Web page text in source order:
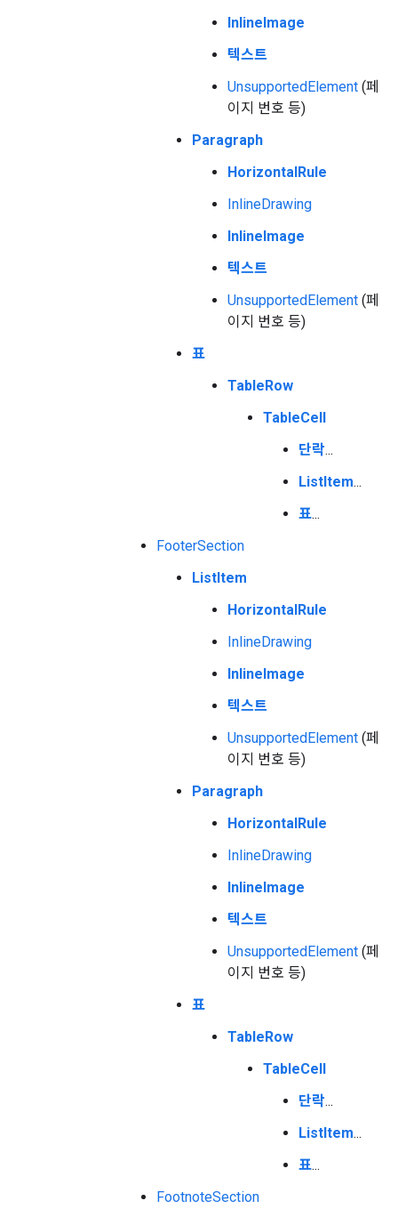
InlineImage
텍스트
UnsupportedElement (페
이지 번호 등)
Paragraph
HorizontalRule
InlineDrawing
InlineImage
텍스트
UnsupportedElement (페
이지 번호 등)
표
TableRow
TableCell
단락...
ListItem...
표...
FooterSection
ListItem
HorizontalRule
InlineDrawing
InlineImage
텍스트
UnsupportedElement (페
이지 번호 등)
Paragraph
HorizontalRule
InlineDrawing
InlineImage
텍스트
UnsupportedElement (페
이지 번호 등)
표
TableRow
TableCell
단락...
ListItem...
표...
FootnoteSection